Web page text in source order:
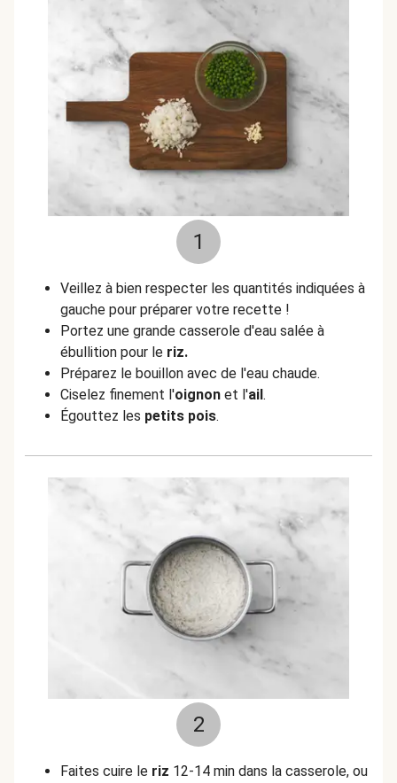
1
Veillez à bien respecter les quantités indiquées à
gauche pour préparer votre recette !
Portez une grande casserole d'eau salée à
ébullition pour le riz.
Préparez le bouillon avec de l'eau chaude.
Ciselez finement l'oignon et l'ail.
Égouttez les petits pois.
2
Faites cuire le riz 12-14 min dans la casserole, ou